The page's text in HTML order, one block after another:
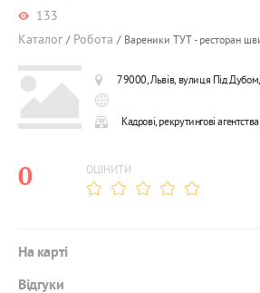
133
Каталог
Робота Вареники ТУТ - ресторан
79000, Львів, вулиця Під
Кадрові, рекрутингові
0 ОЦІНИТИ
На карті
Відгуки